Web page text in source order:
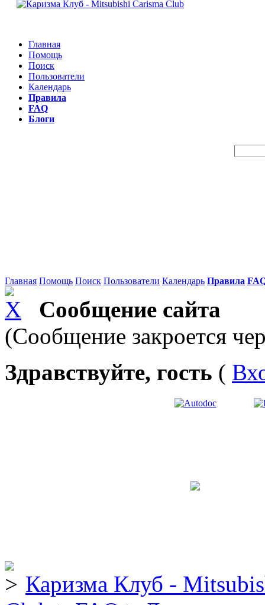
Главная
Помощь
Поиск
Пользователи
Календарь
Правила
FAQ
Блоги
Главная Помощь Поиск Пользователи Календарь Правила
Сообщение сайта
(Сообщение закроется
Здравствуйте, гость (
Каризма Клуб -